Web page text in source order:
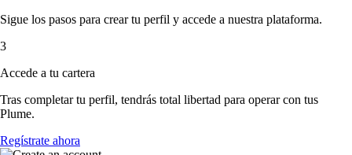
Sigue los pasos para crear tu perfil y accede a nuestra plataforma.
3
Accede a tu cartera
Tras completar tu perfil, tendrás total libertad para operar con tus
Plume.
Regístrate ahora